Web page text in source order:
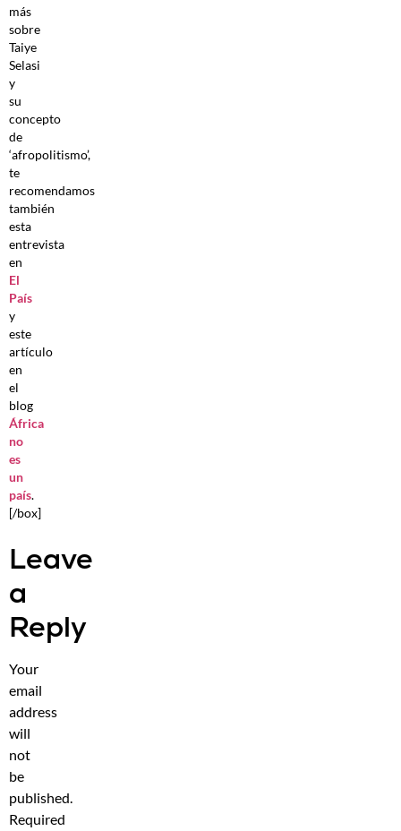
más
sobre
Taiye
Selasi
y
su
concepto
de
‘afropolitismo’,
te
recomendamos
también
esta
entrevista
en
El
País
y
este
artículo
en
el
blog
África
no
es
un
país.
[/box]
Leave
a
Reply
Your
email
address
will
not
be
published.
Required